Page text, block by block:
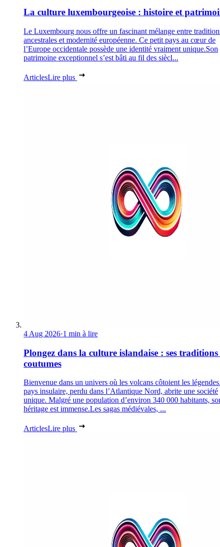
La culture luxembourgeoise : histoire et
Le Luxembourg nous offre un fascinant mélange entre
ancestrales et modernité européenne. Ce petit pays au cœur de
l’Europe occidentale possède une identité vraiment unique.Son
patrimoine exceptionnel s’est bâti au fil des siècl...
ArticlesLire plus
4 Aug 2026·1 min à lire
Plongez dans la culture islandaise : ses traditions
coutumes
Bienvenue dans un univers où les volcans côtoient les
pays insulaire, perdu dans l’Atlantique Nord, abrite une société
unique. Malgré une population d’environ 340 000 habitants,
héritage est immense.Les sagas médiévales, ...
ArticlesLire plus